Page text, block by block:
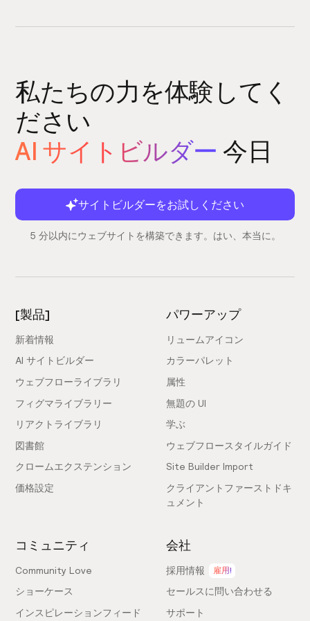
私たちの力を体験してく
ださい
AI サイトビルダー 今日
サイトビルダーをお試しください
5 分以内にウェブサイトを構築できます。はい、本当に。
[製品]
新着情報
AI サイトビルダー
ウェブフローライブラリ
フィグマライブラリー
リアクトライブラリ
図書館
クロームエクステンション
価格設定
パワーアップ
リュームアイコン
カラーパレット
属性
無題の UI
学ぶ
ウェブフロースタイルガイド
Site Builder Import
クライアントファーストドキ
ュメント
コミュニティ
Community Love
ショーケース
インスピレーションフィード
会社
採用情報 雇用!
セールスに問い合わせる
サポート